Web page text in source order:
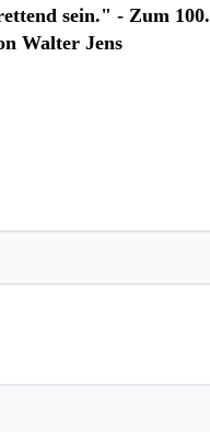
sein." - Zum 100.
Walter Jens